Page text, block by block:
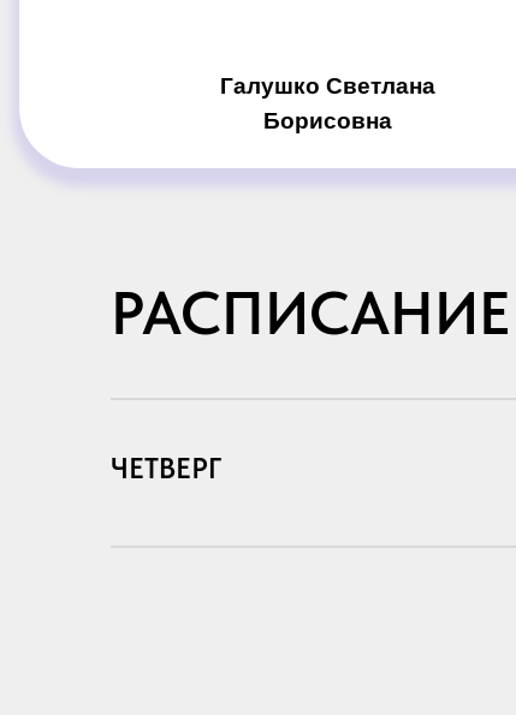
Галушко Светлана
Борисовна
РАСПИСАНИЕ
ЧЕТВЕРГ